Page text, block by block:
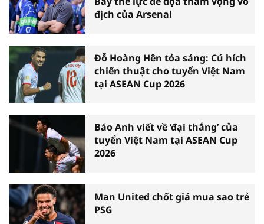
địch của Arsenal
Đỗ Hoàng Hên tỏa sáng: Cú hích
chiến thuật cho tuyển Việt Nam
tại ASEAN Cup 2026
Báo Anh viết về ‘đại thắng’ của
tuyển Việt Nam tại ASEAN Cup
2026
Man United chốt giá mua sao trẻ
PSG